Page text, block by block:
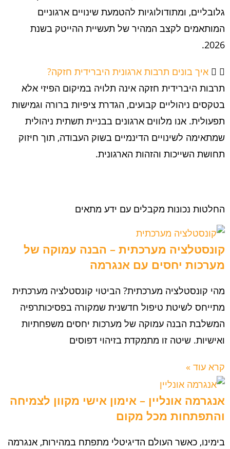
גלובליים, ומתודולוגיות להטמעת שינויים ארגוניים
המותאמים לקצב המהיר של תעשיית ההייטק בשנת
2026.
איך בונים תרבות ארגונית היברידית חזקה?
תרבות היברידית חזקה אינה תלויה במיקום הפיזי אלא
בטקסים ניהוליים קבועים, הגדרת ציפיות ברורה וגמישות
תפעולית. אנו מלווים ארגונים בבניית תשתית ניהולית
שמתאימה לשינויים הדינמיים בשוק העבודה, תוך חיזוק
תחושת השייכות והזהות הארגונית.
החלטות נכונות מקבלים עם ידע מתאים
קונסטלציה מערכתית – הבנה עמוקה של
מערכות יחסים עם אנגרמה
מהי קונסטלציה מערכתית? הביטוי קונסטלציה מערכתית
מתייחס לשיטת טיפול חדשנית שמקורה בפסיכותרפיה
המשלבת הבנה עמוקה של מערכות יחסים משפחתיות
ואישיות. שיטה זו מתמקדת בזיהוי דפוסים
קרא עוד »
אנגרמה אונליין – אימון אישי מקוון לצמיחה
והתפתחות מכל מקום
בימינו, כאשר העולם הדיגיטלי מתפתח במהירות, אנגרמה